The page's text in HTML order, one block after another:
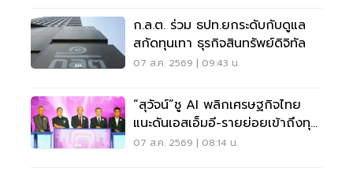
ก.ล.ต. ร่วม ธปท.ยกระดับกับดูแล
สกัดทุนเทา ธุรกิจสินทรัพย์ดิจิทัล
07 ส.ค. 2569 | 09:43 น.
“สุวัจน์”ชู AI พลิกเศรษฐกิจไทย
แนะดันเอสเอ็มอี-รายย่อยเข้าถึงทุน
ฝ่าวิกฤต
07 ส.ค. 2569 | 08:14 น.